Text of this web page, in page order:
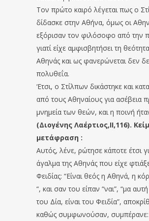
Τον πρώτο καιρό λέγεται πως ο
δίδασκε στην Αθήνα, όμως οι
εξόρισαν τον φιλόσοφο από την
γιατί είχε αμφισβητήσει τη
Αθηνάς και ως φανερώνεται δεν
πολυθεΐα.
‘Ετσι, ο Στίλπων δικάστηκε και
από τους Αθηναίους για ασέβεια
μνημεία των θεών, και η ποινή
(Διογένης Λαέρτιος,II,116).
μετάφραση :
Αυτός, λένε, ρώτησε κάποτε έτσι
άγαλμα της Αθηνάς που είχε
Φειδίας: “Είναι θεός η Αθηνά, η
“, και σαν του είπαν “ναι”, “μα
του Δία, είναι του Φειδία”,
καθώς συμφωνούσαν, συμπέρανε: